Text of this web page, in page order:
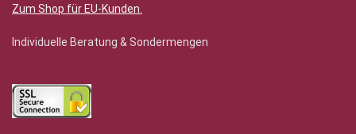
Zum Shop für EU-Kunden.
Individuelle Beratung & Sondermengen